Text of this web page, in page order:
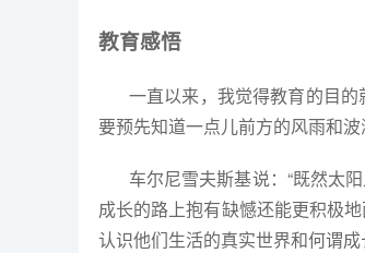
教育感悟
一直以来，我觉得教育的目
要预先知道一点儿前方的风雨和
车尔尼雪夫斯基说：“既然太
成长的路上抱有缺憾还能更积极
认识他们生活的真实世界和何谓成